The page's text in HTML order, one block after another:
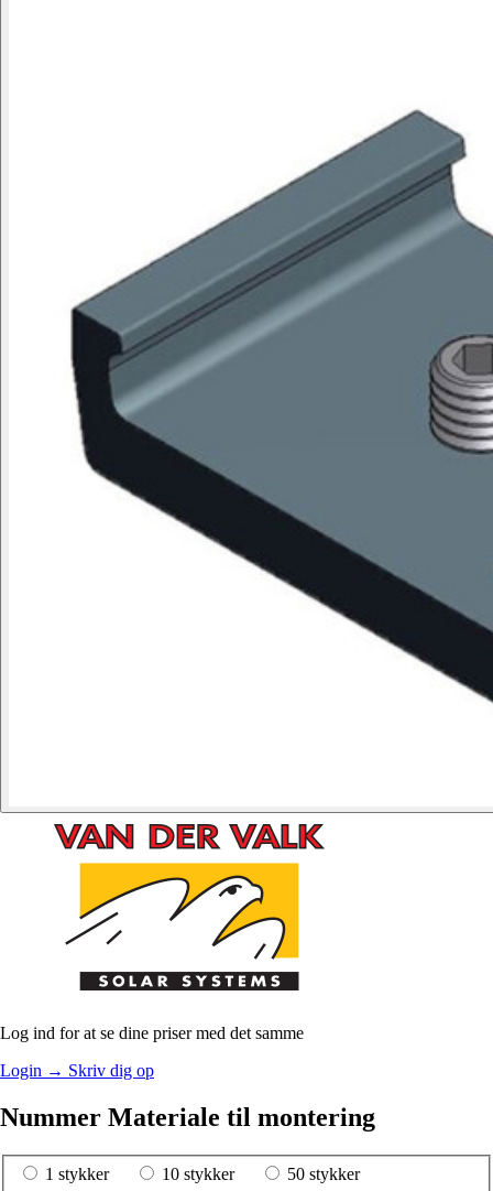
Log ind for at se dine priser med det samme
Login → Skriv dig op
Nummer Materiale til montering
1 stykker 10 stykker 50 stykker